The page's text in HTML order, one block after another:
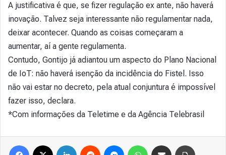
A justificativa é que, se fizer regulação ex ante, não haverá
inovação. Talvez seja interessante não regulamentar nada,
deixar acontecer. Quando as coisas começaram a
aumentar, aí a gente regulamenta.
Contudo, Gontijo já adiantou um aspecto do Plano Nacional
de IoT: não haverá isenção da incidência do Fistel. Isso
não vai estar no decreto, pela atual conjuntura é impossível
fazer isso, declara.
*Com informações da Teletime e da Agência Telebrasil